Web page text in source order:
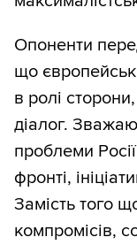
Опоненти
що
в ролі
діалог.
проблеми
фронті,
Замість того
компромісів,